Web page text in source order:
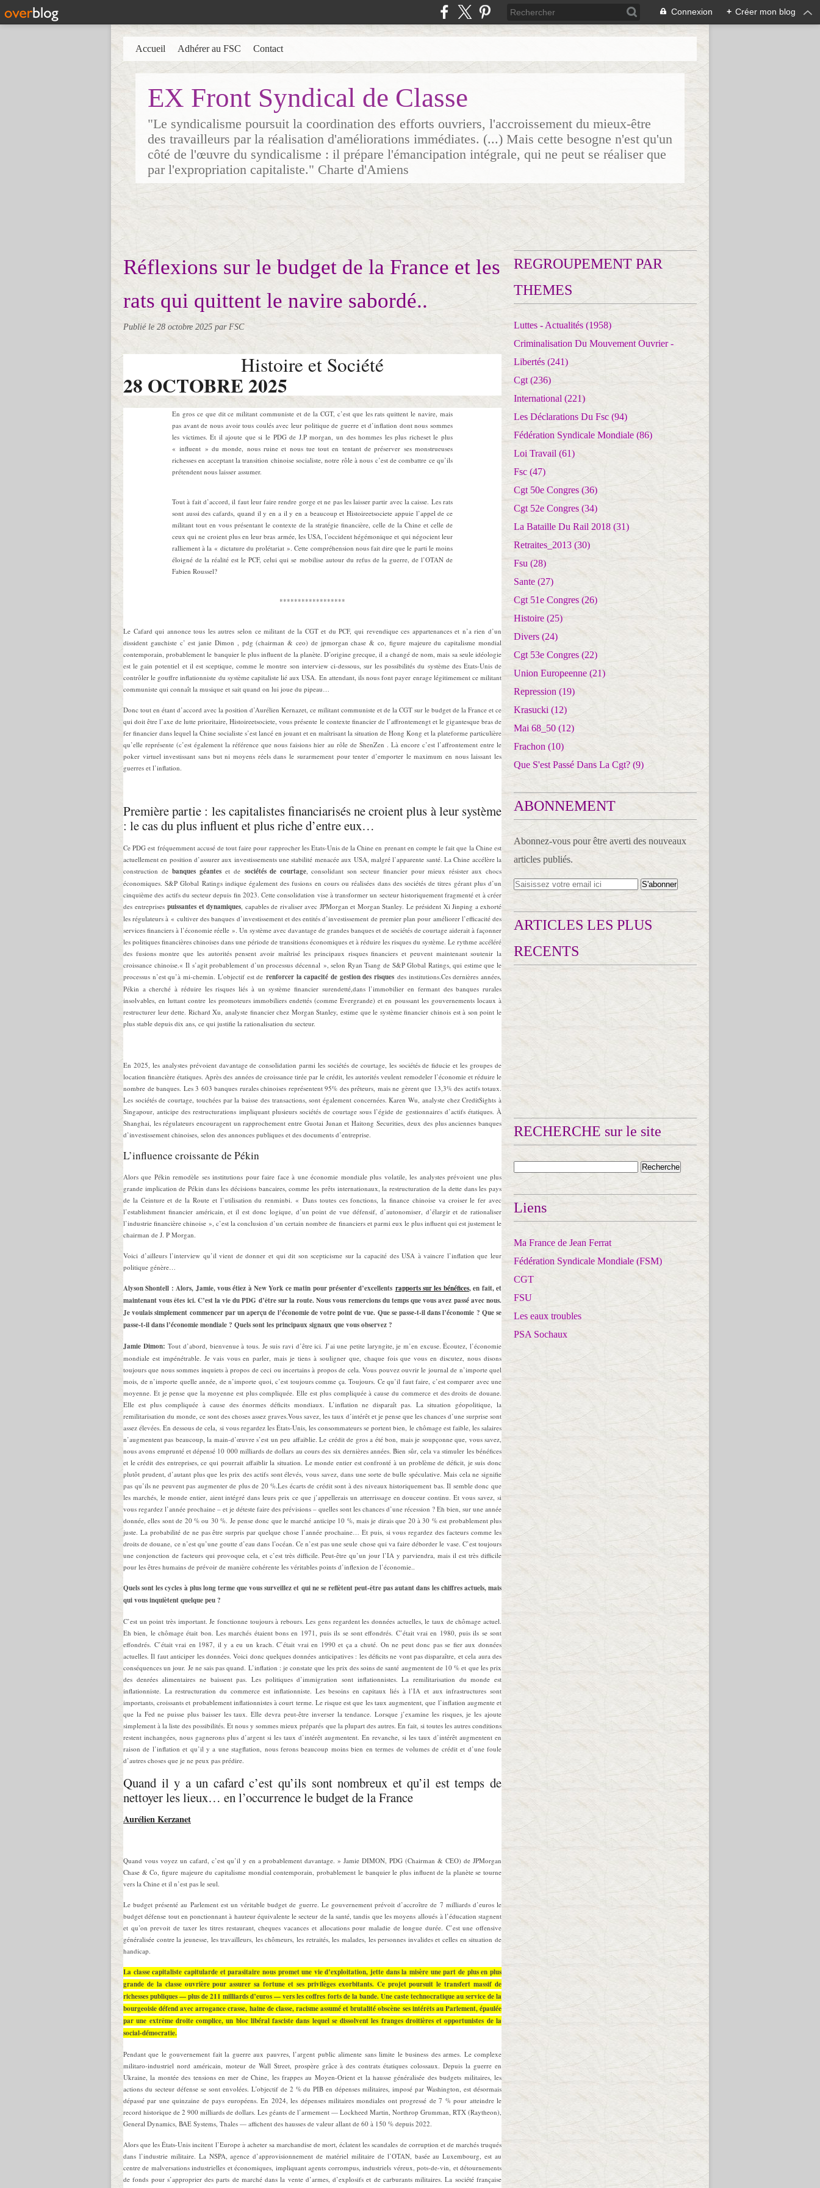
Connexion + Créer mon blog
EX Front Syndical de Classe
"Le syndicalisme poursuit la coordination des efforts ouvriers, l'accroissement du mieux-être
des travailleurs par la réalisation d'améliorations immédiates. (...) Mais cette besogne n'est qu'un
côté de l'œuvre du syndicalisme : il prépare l'émancipation intégrale, qui ne peut se réaliser que
par l'expropriation capitaliste." Charte d'Amiens
Accueil Adhérer au FSC Contact
Réflexions sur le budget de la France et les
rats qui quittent le navire sabordé..
Publié le 28 octobre 2025 par FSC
Histoire et Société
28 OCTOBRE 2025
En gros ce que dit ce militant communiste et de la CGT, c’est que les rats quittent le navire, mais
pas avant de nous avoir tous coulés avec leur politique de guerre et d’inflation dont nous sommes
les victimes. Et il ajoute que si le PDG de J.P morgan, un des hommes les plus richeset le plus
« influent » du monde, nous ruine et nous tue tout en tentant de préserver ses monstrueuses
richesses en acceptant la transition chinoise socialiste, notre rôle à nous c’est de combattre ce qu’ils
prétendent nous laisser assumer.
Tout à fait d’accord, il faut leur faire rendre gorge et ne pas les laisser partir avec la caisse. Les rats
sont aussi des cafards, quand il y en a il y en a beaucoup et Histoireetsociete appuie l’appel de ce
militant tout en vous présentant le contexte de la stratégie financière, celle de la Chine et celle de
ceux qui ne croient plus en leur bras armée, les USA, l’occident hégémonique et qui négocient leur
ralliement à la « dictature du prolétariat ». Cette compréhension nous fait dire que le parti le moins
éloigné de la réalité est le PCF, celui qui se mobilise autour du refus de la guerre, de l’OTAN de
Fabien Roussel?
******************
Le Cafard qui annonce tous les autres selon ce militant de la CGT et du PCF, qui revendique ces appartenances et n’a rien d’un
dissident gauchiste c’ est janie Dimon , pdg (chairman & ceo) de jpmorgan chase & co, figure majeure du capitalisme mondial
contemporain, probablement le banquier le plus influent de la planète. D’origine grecque, il a changé de nom, mais sa seule idéologie
est le gain potentiel et il est sceptique, comme le montre son interview ci-dessous, sur les possibilités du système des Etats-Unis de
contrôler le gouffre inflationniste du système capitaliste lié aux USA. En attendant, ils nous font payer enrage légitimement ce militant
communiste qui connaît la musique et sait quand on lui joue du pipeau…
Donc tout en étant d’accord avec la position d’Aurélien Kernazet, ce militant communiste et de la CGT sur le budget de la France et ce
qui doit être l’axe de lutte prioritaire, Histoireetsociete, vous présente le contexte financier de l’affrontemengt et le gigantesque bras de
fer financier dans lequel la Chine socialiste s’est lancé en jouant et en maîtrisant la situation de Hong Kong et la plateforme particulière
qu’elle représente (c’est également la référence que nous faisions hier au rôle de ShenZen . Là encore c’est l’affrontement entre le
poker virtuel investissant sans but ni moyens réels dans le surarmement pour tenter d’emporter le maximum en nous laissant les
guerres et l’inflation.
Première partie : les capitalistes financiarisés ne croient plus à leur système
: le cas du plus influent et plus riche d’entre eux…
Ce PDG est fréquemment accusé de tout faire pour rapprocher les Etats-Unis de la Chine en prenant en compte le fait que la Chine est
actuellement en position d’assurer aux investissements une stabilité menacée aux USA, malgré l’apparente santé. La Chine accélère la
construction debanques géanteset de sociétés de courtage, consolidant son secteur financier pour mieux résister aux chocs
économiques. S&P Global Ratings indique également des fusions en cours ou réalisées dans des sociétés de titres gérant plus d’un
cinquième des actifs du secteur depuis fin 2023. Cette consolidation vise à transformer un secteur historiquement fragmenté et à créer
des entreprises puissantes et dynamiques, capables de rivaliser avec JPMorgan et Morgan Stanley. Le président Xi Jinping a exhorté
les régulateurs à « cultiver des banques d’investissement et des entités d’investissement de premier plan pour améliorer l’efficacité des
services financiers à l’économie réelle ». Un système avec davantage de grandes banques et de sociétés de courtage aiderait à façonner
les politiques financières chinoises dans une période de transitions économiques et à réduire les risques du système. Le rythme accéléré
des fusions montre que les autorités pensent avoir maîtrisé les principaux risques financiers et peuvent maintenant soutenir la
croissance chinoise.« Il s’agit probablement d’un processus décennal », selon Ryan Tsang de S&P Global Ratings, qui estime que le
processus n’est qu’à mi-chemin. L’objectif est de renforcer la capacité de gestion des risques des institutions.Ces dernières années,
Pékin a cherché à réduire les risques liés à un système financier surendetté,dans l’immobilier en fermant des banques rurales
insolvables, en luttant contre les promoteurs immobiliers endettés (comme Evergrande) et en poussant les gouvernements locaux à
restructurer leur dette. Richard Xu, analyste financier chez Morgan Stanley, estime que le système financier chinois est à son point le
plus stable depuis dix ans, ce qui justifie la rationalisation du secteur.
En 2025, les analystes prévoient davantage de consolidation parmi les sociétés de courtage, les sociétés de fiducie et les groupes de
location financière étatiques. Après des années de croissance tirée par le crédit, les autorités veulent remodeler l’économie et réduire le
nombre de banques. Les 3 603 banques rurales chinoises représentent 95% des prêteurs, mais ne gèrent que 13,3% des actifs totaux.
Les sociétés de courtage, touchées par la baisse des transactions, sont également concernées. Karen Wu, analyste chez CreditSights à
Singapour, anticipe des restructurations impliquant plusieurs sociétés de courtage sous l’égide de gestionnaires d’actifs étatiques. À
Shanghai, les régulateurs encouragent un rapprochement entre Guotai Junan et Haitong Securities, deux des plus anciennes banques
d’investissement chinoises, selon des annonces publiques et des documents d’entreprise.
L’influence croissante de Pékin
Alors que Pékin remodèle ses institutions pour faire face à une économie mondiale plus volatile, les analystes prévoient une plus
grande implication de Pékin dans les décisions bancaires, comme les prêts internationaux, la restructuration de la dette dans les pays
de la Ceinture et de la Route et l’utilisation du renminbi. « Dans toutes ces fonctions, la finance chinoise va croiser le fer avec
l’establishment financier américain, et il est donc logique, d’un point de vue défensif, d’autonomiser, d’élargir et de rationaliser
l’industrie financière chinoise », c’est la conclusion d’un certain nombre de financiers et parmi eux le plus influent qui est justement le
chairman de J. P Morgan.
Voici d’ailleurs l’interview qu’il vient de donner et qui dit son scepticisme sur la capacité des USA à vaincre l’inflation que leur
politique génère…
Alyson Shontell : Alors, Jamie, vous étiez à New York ce matin pour présenter d’excellents rapports sur les bénéfices, en fait, et
maintenant vous êtes ici. C’est la vie du PDG d’être sur la route. Nous vous remercions du temps que vous avez passé avec nous.
Je voulais simplement commencer par un aperçu de l’économie de votre point de vue. Que se passe-t-il dans l’économie ? Que se
passe-t-il dans l’économie mondiale ? Quels sont les principaux signaux que vous observez ?
Jamie Dimon:Tout d’abord, bienvenue à tous. Je suis ravi d’être ici. J’ai une petite laryngite, je m’en excuse. Écoutez, l’économie
mondiale est impénétrable. Je vais vous en parler, mais je tiens à souligner que, chaque fois que vous en discutez, nous disons
toujours que nous sommes inquiets à propos de ceci ou incertains à propos de cela. Vous pouvez ouvrir le journal de n’importe quel
mois, de n’importe quelle année, de n’importe quoi, c’est toujours comme ça. Toujours. Ce qu’il faut faire, c’est comparer avec une
moyenne. Et je pense que la moyenne est plus compliquée. Elle est plus compliquée à cause du commerce et des droits de douane.
Elle est plus compliquée à cause des énormes déficits mondiaux. L’inflation ne disparaît pas. La situation géopolitique, la
remilitarisation du monde, ce sont des choses assez graves.Vous savez, les taux d’intérêt et je pense que les chances d’une surprise sont
assez élevées. En dessous de cela, si vous regardez les États-Unis, les consommateurs se portent bien, le chômage est faible, les salaires
n’augmentent pas beaucoup, la main-d’œuvre s’est un peu affaiblie. Le crédit de gros a été bon, mais je soupçonne que, vous savez,
nous avons emprunté et dépensé 10 000 milliards de dollars au cours des six dernières années. Bien sûr, cela va stimuler les bénéfices
et le crédit des entreprises, ce qui pourrait affaiblir la situation. Le monde entier est confronté à un problème de déficit, je suis donc
plutôt prudent, d’autant plus que les prix des actifs sont élevés, vous savez, dans une sorte de bulle spéculative. Mais cela ne signifie
pas qu’ils ne peuvent pas augmenter de plus de 20 %.Les écarts de crédit sont à des niveaux historiquement bas. Il semble donc que
les marchés, le monde entier, aient intégré dans leurs prix ce que j’appellerais un atterrissage en douceur continu. Et vous savez, si
vous regardez l’année prochaine – et je déteste faire des prévisions – quelles sont les chances d’une récession ? Eh bien, sur une année
donnée, elles sont de 20 % ou 30 %. Je pense donc que le marché anticipe 10 %, mais je dirais que 20 à 30 % est probablement plus
juste. La probabilité de ne pas être surpris par quelque chose l’année prochaine… Et puis, si vous regardez des facteurs comme les
droits de douane, ce n’est qu’une goutte d’eau dans l’océan. Ce n’est pas une seule chose qui va faire déborder le vase. C’est toujours
une conjonction de facteurs qui provoque cela, et c’est très difficile. Peut-être qu’un jour l’IA y parviendra, mais il est très difficile
pour les êtres humains de prévoir de manière cohérente les véritables points d’inflexion de l’économie..
Quels sont les cycles à plus long terme que vous surveillez et qui ne se reflètent peut-être pas autant dans les chiffres actuels, mais
qui vous inquiètent quelque peu ?
C’est un point très important. Je fonctionne toujours à rebours. Les gens regardent les données actuelles, le taux de chômage actuel.
Eh bien, le chômage était bon. Les marchés étaient bons en 1971, puis ils se sont effondrés. C’était vrai en 1980, puis ils se sont
effondrés. C’était vrai en 1987, il y a eu un krach. C’était vrai en 1990 et ça a chuté. On ne peut donc pas se fier aux données
actuelles. Il faut anticiper les données. Voici donc quelques données anticipatives : les déficits ne vont pas disparaître, et cela aura des
conséquences un jour. Je ne sais pas quand. L’inflation : je constate que les prix des soins de santé augmentent de 10 % et que les prix
des denrées alimentaires ne baissent pas. Les politiques d’immigration sont inflationnistes. La remilitarisation du monde est
inflationniste. La restructuration du commerce est inflationniste. Les besoins en capitaux liés à l’IA et aux infrastructures sont
importants, croissants et probablement inflationnistes à court terme. Le risque est que les taux augmentent, que l’inflation augmente et
que la Fed ne puisse plus baisser les taux. Elle devra peut-être inverser la tendance. Lorsque j’examine les risques, je les ajoute
simplement à la liste des possibilités. Et nous y sommes mieux préparés que la plupart des autres. En fait, si toutes les autres conditions
restent inchangées, nous gagnerons plus d’argent si les taux d’intérêt augmentent. En revanche, si les taux d’intérêt augmentent en
raison de l’inflation et qu’il y a une stagflation, nous ferons beaucoup moins bien en termes de volumes de crédit et d’une foule
d’autres choses que je ne peux pas prédire.
Quand il y a un cafard c’est qu’ils sont nombreux et qu’il est temps de
nettoyer les lieux… en l’occurrence le budget de la France
Aurélien Kerzanet
Quand vous voyez un cafard, c’est qu’il y en a probablement davantage. » Jamie DIMON, PDG (Chairman & CEO) de JPMorgan
Chase & Co, figure majeure du capitalisme mondial contemporain, probablement le banquier le plus influent de la planète se tourne
vers la Chine et il n’est pas le seul.
Le budget présenté au Parlement est un véritable budget de guerre. Le gouvernement prévoit d’accroître de 7 milliards d’euros le
budget défense tout en ponctionnant à hauteur équivalente le secteur de la santé, tandis que les moyens alloués à l’éducation stagnent
et qu’on prevoit de taxer les titres restaurant, cheques vacances et allocations pour maladie de longue durée. C’est une offensive
généralisée contre la jeunesse, les travailleurs, les chômeurs, les retraités, les malades, les personnes invalides et celles en situation de
handicap.
La classe capitaliste capitularde et parasitaire nous promet une vie d’exploitation, jette dans la misère une part de plus en plus
grande de la classe ouvrière pour assurer sa fortune et ses privilèges exorbitants. Ce projet poursuit le transfert massif de
richesses publiques — plus de 211 milliards d’euros — vers les coffres forts de la bande. Une caste technocratique au service de la
bourgeoisie défend avec arrogance crasse, haine de classe, racisme assumé et brutalité obscène ses intérêts au Parlement, épaulée
par une extrême droite complice, un bloc libéral fasciste dans lequel se dissolvent les franges droitières et opportunistes de la
social-démocratie.
Pendant que le gouvernement fait la guerre aux pauvres, l’argent public alimente sans limite le business des armes. Le complexe
militaro-industriel nord américain, moteur de Wall Street, prospère grâce à des contrats étatiques colossaux. Depuis la guerre en
Ukraine, la montée des tensions en mer de Chine, les frappes au Moyen-Orient et la hausse généralisée des budgets militaires, les
actions du secteur défense se sont envolées. L’objectif de 2 % du PIB en dépenses militaires, imposé par Washington, est désormais
dépassé par une quinzaine de pays européens. En 2024, les dépenses militaires mondiales ont progressé de 7 % pour atteindre le
record historique de 2 900 milliards de dollars. Les géants de l’armement — Lockheed Martin, Northrop Grumman, RTX (Raytheon),
General Dynamics, BAE Systems, Thales — affichent des hausses de valeur allant de 60 à 150 % depuis 2022.
Alors que les États-Unis incitent l’Europe à acheter sa marchandise de mort, éclatent les scandales de corruption et de marchés truqués
dans l’industrie militaire. La NSPA, agence d’approvisionnement de matériel militaire de l’OTAN, basée au Luxembourg, est au
centre de malversations industrielles et économiques, impliquant agents corrompus, industriels véreux, pots-de-vin, et détournements
de fonds pour s’approprier des parts de marché dans la vente d’armes, d’explosifs et de carburants militaires. La société française
REGROUPEMENT PAR
THEMES
Luttes - Actualités (1958)
Criminalisation Du Mouvement Ouvrier -
Libertés (241)
Cgt (236)
International (221)
Les Déclarations Du Fsc (94)
Fédération Syndicale Mondiale (86)
Loi Travail (61)
Fsc (47)
Cgt 50e Congres (36)
Cgt 52e Congres (34)
La Bataille Du Rail 2018 (31)
Retraites_2013 (30)
Fsu (28)
Sante (27)
Cgt 51e Congres (26)
Histoire (25)
Divers (24)
Cgt 53e Congres (22)
Union Europeenne (21)
Repression (19)
Krasucki (12)
Mai 68_50 (12)
Frachon (10)
Que S'est Passé Dans La Cgt? (9)
ABONNEMENT
Abonnez-vous pour être averti des nouveaux
articles publiés.
ARTICLES LES PLUS
RECENTS
RECHERCHE sur le site
Liens
Ma France de Jean Ferrat
Fédération Syndicale Mondiale (FSM)
CGT
FSU
Les eaux troubles
PSA Sochaux